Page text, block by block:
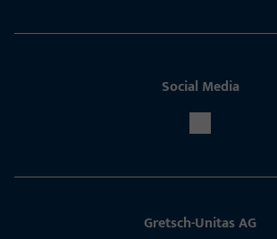
Social Media
Gretsch-Unitas AG